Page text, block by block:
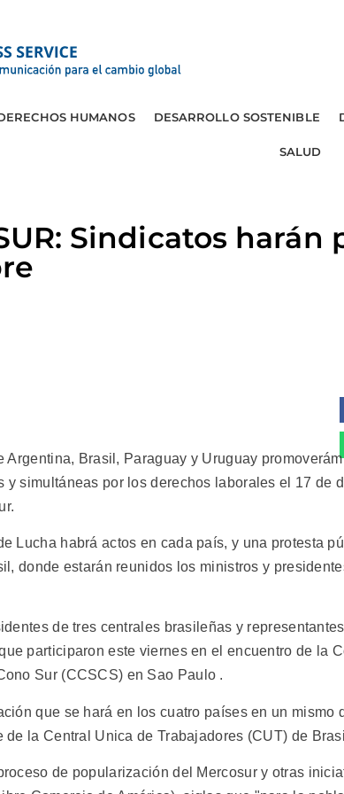
HUMANOS DESARROLLO SOSTENIBLE
SALUD
Sindicatos
Argentina, Brasil, Paraguay y Uruguay
y simultáneas por los derechos laborales el 17 de
Lucha habrá actos en cada país, y una protesta
donde estarán reunidos los ministros y
de tres centrales brasileñas y
participaron este viernes en el encuentro de la
Sur (CCSCS) en Sao Paulo .
que se hará en los cuatro países en un mismo
de la Central Unica de Trabajadores (CUT) de
de popularización del Mercosur y otras